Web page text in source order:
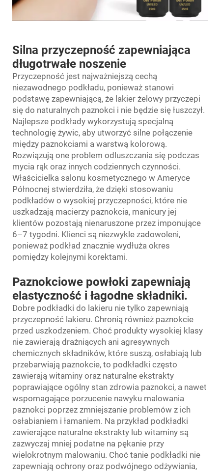
Silna przyczepność zapewniająca
długotrwałe noszenie
Przyczepność jest najważniejszą cechą
niezawodnego podkładu, ponieważ stanowi
podstawę zapewniającą, że lakier żelowy przyczepi
się do naturalnych paznokci i nie będzie się łuszczył.
Najlepsze podkłady wykorzystują specjalną
technologię żywic, aby utworzyć silne połączenie
między paznokciami a warstwą kolorową.
Rozwiązują one problem odluszczania się podczas
mycia rąk oraz innych codziennych czynności.
Właścicielka salonu kosmetycznego w Ameryce
Północnej stwierdziła, że dzięki stosowaniu
podkładów o wysokiej przyczepności, które nie
uszkadzają macierzy paznokcia, manicury jej
klientów pozostają nienaruszone przez imponujące
6–7 tygodni. Klienci są niezwykle zadowoleni,
ponieważ podkład znacznie wydłuża okres
pomiędzy kolejnymi korektami.
Paznokciowe powłoki zapewniają
elastyczność i łagodne składniki.
Dobre podkładki do lakieru nie tylko zapewniają
przyczepność lakieru. Chronią również paznokcie
przed uszkodzeniem. Choć produkty wysokiej klasy
nie zawierają drażniących ani agresywnych
chemicznych składników, które suszą, osłabiają lub
przebarwiają paznokcie, to podkładki często
zawierają witaminy oraz naturalne ekstrakty
poprawiające ogólny stan zdrowia paznokci, a nawet
wspomagające porzucenie nawyku malowania
paznokci poprzez zmniejszanie problemów z ich
osłabianiem i łamaniem. Na przykład podkładki
zawierające naturalne ekstrakty lub witaminy są
zazwyczaj mniej podatne na pękanie przy
wielokrotnym malowaniu. Choć tanie podkładki nie
zapewniają ochrony oraz podwójnego odżywiania,